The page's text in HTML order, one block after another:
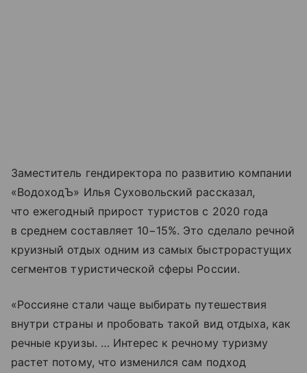
Заместитель гендиректора по развитию компании
«ВодоходЪ» Илья Суховольский рассказал,
что ежегодный прирост туристов с 2020 года
в среднем составляет 10−15%. Это сделало речной
круизный отдых одним из самых быстрорастущих
сегментов туристической сферы России.
«Россияне стали чаще выбирать путешествия
внутри страны и пробовать такой вид отдыха, как
речные круизы. … Интерес к речному туризму
растет потому, что изменился сам подход